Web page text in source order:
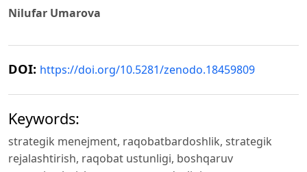
Nilufar Umarova
DOI: https://doi.org/10.5281/zenodo.18459809
Keywords:
strategik menejment, raqobatbardoshlik, strategik
rejalashtirish, raqobat ustunligi, boshqaruv